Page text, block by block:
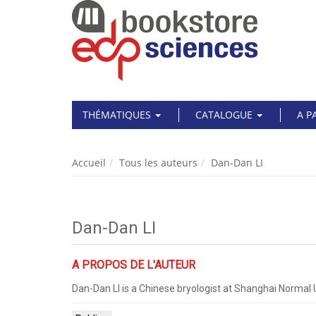
THÉMATIQUES
CATALOGUE A
Accueil Tous les auteurs Dan-Dan LI
Dan-Dan LI
A PROPOS DE L'AUTEUR
Dan-Dan LI is a Chinese bryologist at Shanghai